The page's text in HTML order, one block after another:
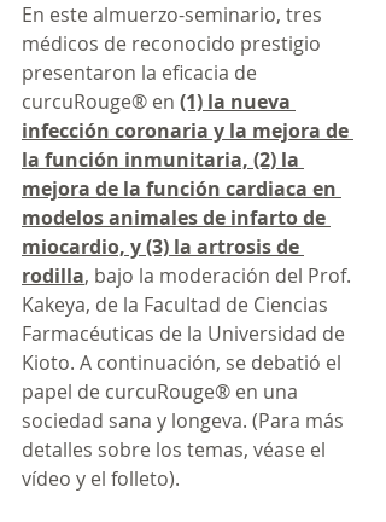
En este almuerzo-seminario, tres
médicos de reconocido prestigio
presentaron la eficacia de
curcuRouge® en (1) la nueva
infección coronaria y la mejora de
la función inmunitaria, (2) la
mejora de la función cardiaca en
modelos animales de infarto de
miocardio, y (3) la artrosis de
rodilla, bajo la moderación del Prof.
Kakeya, de la Facultad de Ciencias
Farmacéuticas de la Universidad de
Kioto. A continuación, se debatió el
papel de curcuRouge® en una
sociedad sana y longeva. (Para más
detalles sobre los temas, véase el
vídeo y el folleto).